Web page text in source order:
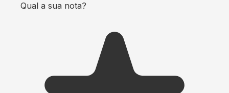
Qual a sua nota?